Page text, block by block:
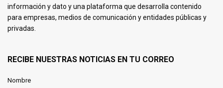
información y dato y una plataforma que desarrolla contenido
para empresas, medios de comunicación y entidades públicas y
privadas.
RECIBE NUESTRAS NOTICIAS EN TU CORREO
Nombre